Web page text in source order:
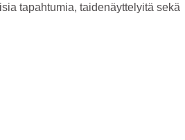
tapahtumia, taidenäyttelyitä sekä